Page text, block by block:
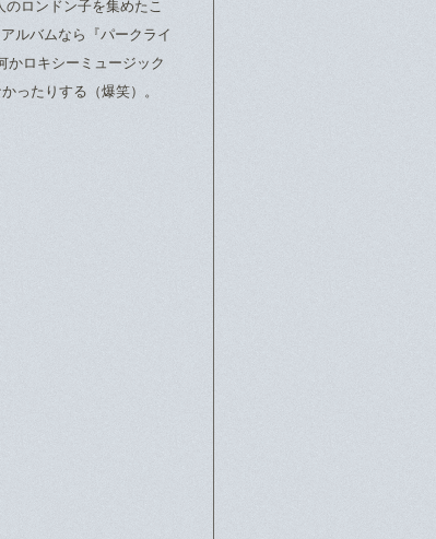
ロンドン子を集めたこ
ルバムなら『パークライ
かロキシーミュージック
ったりする（爆笑）。